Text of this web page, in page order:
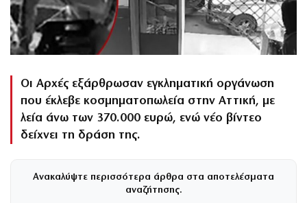
Οι Αρχές εξάρθρωσαν εγκληματική οργάνωση
που έκλεβε κοσμηματοπωλεία στην Αττική, με
λεία άνω των 370.000 ευρώ, ενώ νέο βίντεο
δείχνει τη δράση της.
Ανακαλύψτε περισσότερα άρθρα στα αποτελέσματα
αναζήτησης.